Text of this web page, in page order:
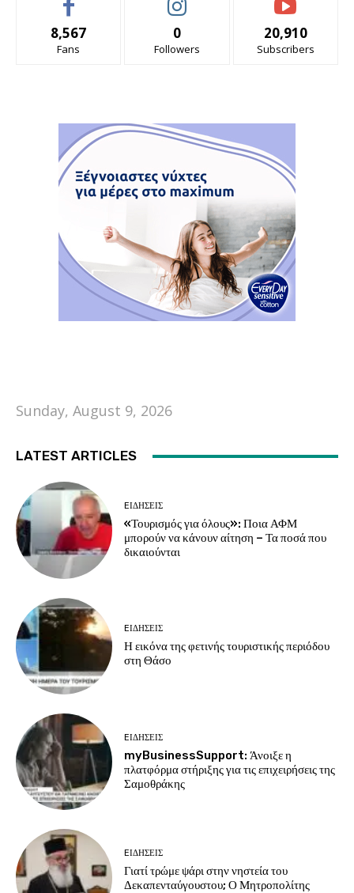
8,567
Fans
0
Followers
20,910
Subscribers
Sunday, August 9, 2026
LATEST ARTICLES
EΙΔΗΣΕΙΣ
«Τουρισμός για όλους»: Ποια ΑΦΜ
μπορούν να κάνουν αίτηση – Τα ποσά που
δικαιούνται
EΙΔΗΣΕΙΣ
Η εικόνα της φετινής τουριστικής περιόδου
στη Θάσο
EΙΔΗΣΕΙΣ
myBusinessSupport: Άνοιξε η
πλατφόρμα στήριξης για τις επιχειρήσεις της
Σαμοθράκης
EΙΔΗΣΕΙΣ
Γιατί τρώμε ψάρι στην νηστεία του
Δεκαπενταύγουστου; Ο Μητροπολίτης